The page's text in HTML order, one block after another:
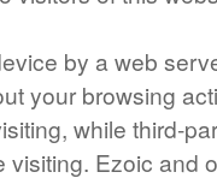
by a web
your browsing
while third-
Ezoic and